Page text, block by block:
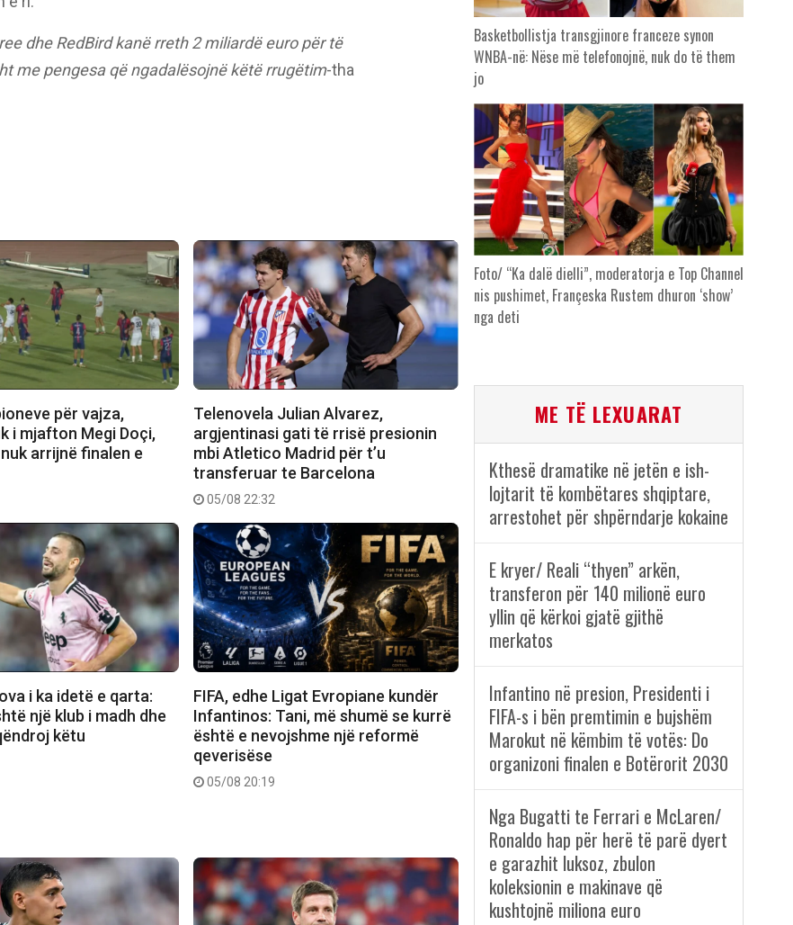
dhe RedBird kanë rreth 2 miliardë euro për të
me pengesa që ngadalësojnë këtë rrugëtim-tha
për vajza,
i mjafton Megi Doçi,
arrijnë finalen e
Telenovela Julian Alvarez,
argjentinasi gati të rrisë presionin
mbi Atletico Madrid për t’u
transferuar te Barcelona
05/08 22:32
i ka idetë e qarta:
një klub i madh dhe
këtu
FIFA, edhe Ligat Evropiane kundër
Infantinos: Tani, më shumë se kurrë
është e nevojshme një reformë
qeverisëse
05/08 20:19
Basketbollistja transgjinore franceze synon
WNBA-në: Nëse më telefonojnë, nuk do të them
jo
Foto/ “Ka dalë dielli”, moderatorja e Top Channel
nis pushimet, Françeska Rustem dhuron ‘show’
nga deti
ME TË LEXUARAT
Kthesë dramatike në jetën e ish-
lojtarit të kombëtares shqiptare,
arrestohet për shpërndarje kokaine
E kryer/ Reali “thyen” arkën,
transferon për 140 milionë euro
yllin që kërkoi gjatë gjithë
merkatos
Infantino në presion, Presidenti i
FIFA-s i bën premtimin e bujshëm
Marokut në këmbim të votës: Do
organizoni finalen e Botërorit 2030
Nga Bugatti te Ferrari e McLaren/
Ronaldo hap për herë të parë dyert
e garazhit luksoz, zbulon
koleksionin e makinave që
kushtojnë miliona euro